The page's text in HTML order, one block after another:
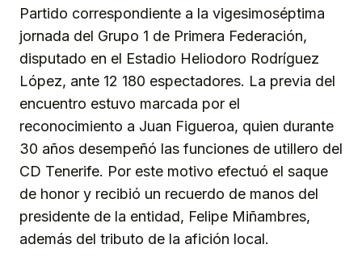
Partido correspondiente a la vigesimoséptima
jornada del Grupo 1 de Primera Federación,
disputado en el Estadio Heliodoro Rodríguez
López, ante 12 180 espectadores. La previa del
encuentro estuvo marcada por el
reconocimiento a Juan Figueroa, quien durante
30 años desempeñó las funciones de utillero del
CD Tenerife. Por este motivo efectuó el saque
de honor y recibió un recuerdo de manos del
presidente de la entidad, Felipe Miñambres,
además del tributo de la afición local.